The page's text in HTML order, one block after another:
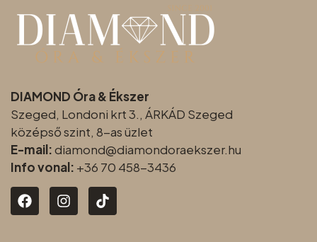
DIAMOND Óra & Ékszer
Szeged, Londoni krt 3., ÁRKÁD Szeged
középső szint, 8-as üzlet
E-mail:diamond@diamondoraekszer.hu
Info vonal: +36 70 458-3436